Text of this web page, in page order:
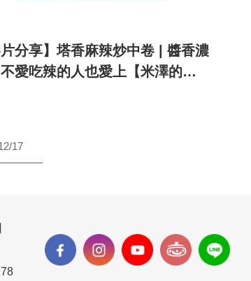
片分享】塔香麻辣炒中卷 | 醬香濃
愛吃辣的人也愛上【米澤的輕
17